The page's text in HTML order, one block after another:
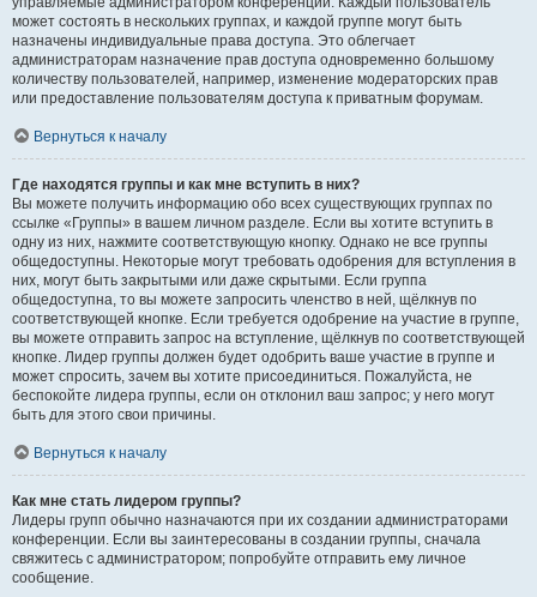
может состоять в нескольких группах, и каждой группе могут быть
назначены индивидуальные права доступа. Это облегчает
администраторам назначение прав доступа одновременно большому
количеству пользователей, например, изменение модераторских прав
или предоставление пользователям доступа к приватным форумам.
Вернуться к началу
Где находятся группы и как мне вступить в них?
Вы можете получить информацию обо всех существующих группах по
ссылке «Группы» в вашем личном разделе. Если вы хотите вступить в
одну из них, нажмите соответствующую кнопку. Однако не все группы
общедоступны. Некоторые могут требовать одобрения для вступления в
них, могут быть закрытыми или даже скрытыми. Если группа
общедоступна, то вы можете запросить членство в ней, щёлкнув по
соответствующей кнопке. Если требуется одобрение на участие в группе,
вы можете отправить запрос на вступление, щёлкнув по соответствующей
кнопке. Лидер группы должен будет одобрить ваше участие в группе и
может спросить, зачем вы хотите присоединиться. Пожалуйста, не
беспокойте лидера группы, если он отклонил ваш запрос; у него могут
быть для этого свои причины.
Вернуться к началу
Как мне стать лидером группы?
Лидеры групп обычно назначаются при их создании администраторами
конференции. Если вы заинтересованы в создании группы, сначала
свяжитесь с администратором; попробуйте отправить ему личное
сообщение.